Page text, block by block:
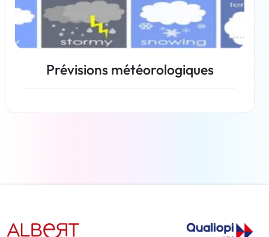
Prévisions météorologiques